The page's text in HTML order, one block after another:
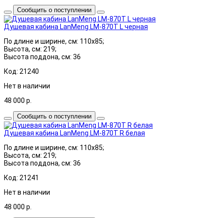
Сообщить о поступлении
Душевая кабина LanMeng LM-870T L черная
По длине и ширине, см: 110x85;
Высота, см: 219;
Высота поддона, см: 36
Код: 21240
Нет в наличии
48 000 р.
Сообщить о поступлении
Душевая кабина LanMeng LM-870T R белая
По длине и ширине, см: 110x85;
Высота, см: 219;
Высота поддона, см: 36
Код: 21241
Нет в наличии
48 000 р.